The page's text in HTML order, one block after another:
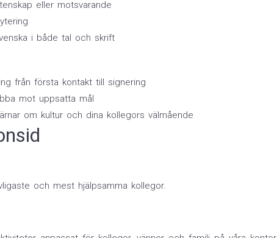
eller motsvarande
i både tal och skrift
från första kontakt till signering
mot uppsatta mål
om kultur och dina kollegors välmående
och mest hjälpsamma kollegor.